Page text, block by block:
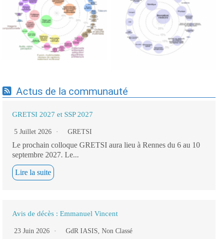
Expertises du GdR -
cartographie par Axes -
19/09/2025
Expertises du GdR -
cartographie par mots-clés
applicatifs - 19/09/2025
Actus de la communauté
GRETSI 2027 et SSP 2027
5 Juillet 2026 GRETSI
Le prochain colloque GRETSI aura lieu à Rennes du 6 au 10
septembre 2027. Le...
Lire la suite
Avis de décès : Emmanuel Vincent
23 Juin 2026 GdR IASIS Non Classé